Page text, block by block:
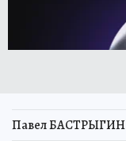
Павел БАСТРЫГИН